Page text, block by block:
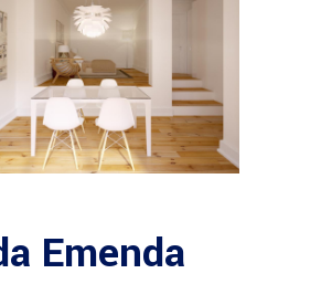
Emenda